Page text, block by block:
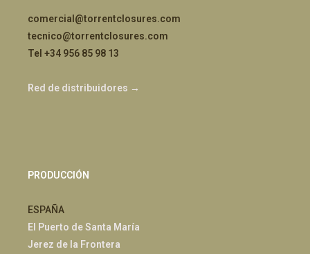
comercial@torrentclosures.com
tecnico@torrentclosures.com
Tel +34 956 85 98 13
Red de distribuidores →
PRODUCCIÓN
ESPAÑA
El Puerto de Santa María
Jerez de la Frontera